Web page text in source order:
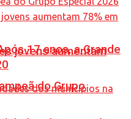
17 anos, a Grande
do Grupo
jovens aumentam